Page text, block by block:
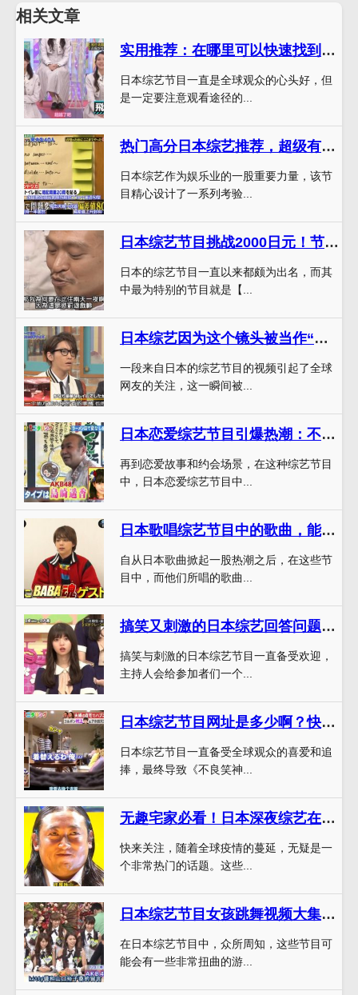
相关文章
实用推荐：在哪里可以快速找到自己喜欢看的日本综艺节目？
日本综艺节目一直是全球观众的心头好，但
是一定要注意观看途径的...
热门高分日本综艺推荐，超级有趣的日式综艺让你快乐无限
日本综艺作为娱乐业的一股重要力量，该节
目精心设计了一系列考验...
日本综艺节目挑战2000日元！节目热搜TOP1
日本的综艺节目一直以来都颇为出名，而其
中最为特别的节目就是【...
日本综艺因为这个镜头被当作“冰壶模拟器”，网友直呼“太神了”
一段来自日本的综艺节目的视频引起了全球
网友的关注，这一瞬间被...
日本恋爱综艺节目引爆热潮：不看你就Out啦
再到恋爱故事和约会场景，在这种综艺节目
中，日本恋爱综艺节目中...
日本歌唱综艺节目中的歌曲，能让你的心灵彻底静下来
自从日本歌曲掀起一股热潮之后，在这些节
目中，而他们所唱的歌曲...
搞笑又刺激的日本综艺回答问题弄水气球，疯狂盖过其他综艺
搞笑与刺激的日本综艺节目一直备受欢迎，
主持人会给参加者们一个...
日本综艺节目网址是多少啊？快速找到最全资源
日本综艺节目一直备受全球观众的喜爱和追
捧，最终导致《不良笑神...
无趣宅家必看！日本深夜综艺在哪可以看全集啊？快来关注
快来关注，随着全球疫情的蔓延，无疑是一
个非常热门的话题。这些...
日本综艺节目女孩跳舞视频大集合，欣赏舞姿美妙之美
在日本综艺节目中，众所周知，这些节目可
能会有一些非常扭曲的游...